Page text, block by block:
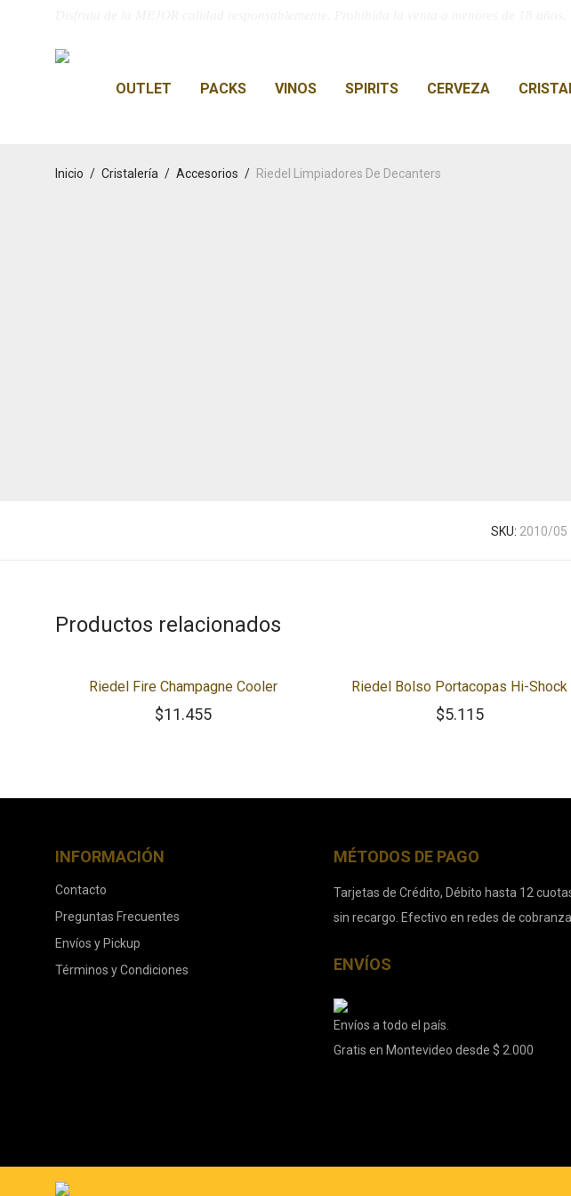
OUTLET PACKS VINOS SPIRITS CERVEZA
Inicio / Cristalería / Accesorios / Riedel Limpiadores De Decanters
SKU: 2010/05
Productos relacionados
Riedel Fire Champagne Cooler
$11.455
Riedel Bolso Portacopas Hi-Shock
$5.115
INFORMACIÓN
Contacto
Preguntas Frecuentes
Envíos y Pickup
Términos y Condiciones
MÉTODOS DE PAGO
Tarjetas de Crédito, Débito hasta 12
sin recargo. Efectivo en redes de cobranza.
ENVÍOS
Envíos a todo el país.
Gratis en Montevideo desde $ 2.000